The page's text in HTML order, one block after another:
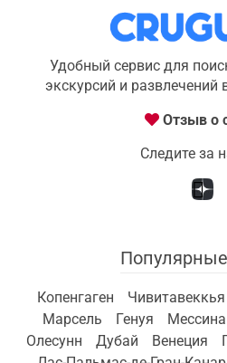
Удобный сервис для
экскурсий и
Отзыв о
Следите за
Копенгаген
Марсель
Генуя Мессина
Олесунн
Дубай Венеция